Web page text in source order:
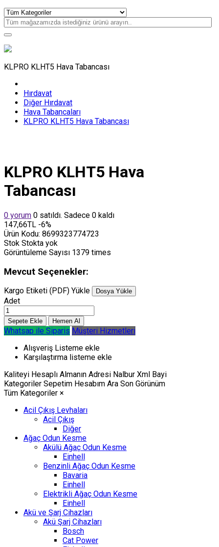
KLPRO KLHT5 Hava Tabancası
Hırdavat
Diğer Hırdavat
Hava Tabancaları
KLPRO KLHT5 Hava Tabancası
KLPRO KLHT5 Hava
Tabancası
0 yorum 0 satıldı. Sadece 0 kaldı
147,66TL -6%
Ürün Kodu: 8699323774723
Stok Stokta yok
Görüntüleme Sayısı 1379 times
Mevcut Seçenekler:
Kargo Etiketi (PDF) Yükle Dosya Yükle
Adet
Whatsap ile Siparis Müşteri Hizmetleri
Alışveriş Listeme ekle
Karşılaştırma listeme ekle
Kaliteyi Hesaplı Almanın Adresi Nalbur Xml Bayi
Kategoriler Sepetim Hesabım Ara Son Görünüm
Tüm Kategoriler ×
Acil Çıkış Levhaları
Acil Çıkış
Diğer
Ağaç Odun Kesme
Akülü Ağaç Odun Kesme
Einhell
Benzinli Ağaç Odun Kesme
Bavaria
Einhell
Elektrikli Ağaç Odun Kesme
Einhell
Akü ve Şarj Cihazları
Akü Şarj Cihazları
Bosch
Cat Power